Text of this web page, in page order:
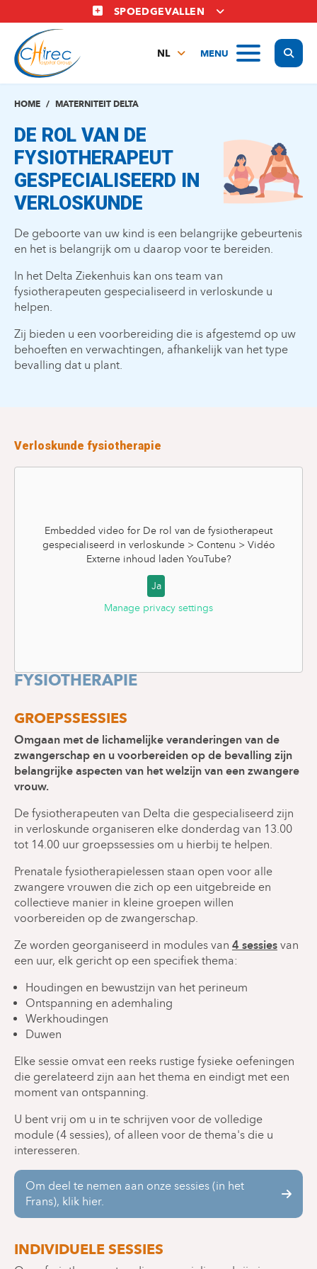
en
naar
inhoud
gaan
SPOEDGEVALLEN
MENU
NL
HOME MATERNITEIT DELTA
DE ROL VAN DE
FYSIOTHERAPEUT
GESPECIALISEERD IN
VERLOSKUNDE
De geboorte van uw kind is een belangrijke gebeurtenis
en het is belangrijk om u daarop voor te bereiden.
In het Delta Ziekenhuis kan ons team van
fysiotherapeuten gespecialiseerd in verloskunde u
helpen.
Zij bieden u een voorbereiding die is afgestemd op uw
behoeften en verwachtingen, afhankelijk van het type
bevalling dat u plant.
Verloskunde fysiotherapie
Embedded video for De rol van de fysiotherapeut
gespecialiseerd in verloskunde > Contenu > Vidéo
Externe inhoud laden YouTube?
Ja
Manage privacy settings
FYSIOTHERAPIE
GROEPSSESSIES
Omgaan met de lichamelijke veranderingen van de
zwangerschap en u voorbereiden op de bevalling zijn
belangrijke aspecten van het welzijn van een zwangere
vrouw.
De fysiotherapeuten van Delta die gespecialiseerd zijn
in verloskunde organiseren elke donderdag van 13.00
tot 14.00 uur groepssessies om u hierbij te helpen.
Prenatale fysiotherapielessen staan open voor alle
zwangere vrouwen die zich op een uitgebreide en
collectieve manier in kleine groepen willen
voorbereiden op de zwangerschap.
Ze worden georganiseerd in modules van 4 sessies van
een uur, elk gericht op een specifiek thema:
Houdingen en bewustzijn van het perineum
Ontspanning en ademhaling
Werkhoudingen
Duwen
Elke sessie omvat een reeks rustige fysieke oefeningen
die gerelateerd zijn aan het thema en eindigt met een
moment van ontspanning.
U bent vrij om u in te schrijven voor de volledige
module (4 sessies), of alleen voor de thema's die u
interesseren.
Om deel te nemen aan onze sessies (in het
Frans), klik hier.
INDIVIDUELE SESSIES